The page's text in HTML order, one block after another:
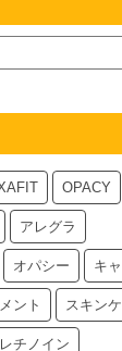
OPACY
アレグラ
オパシー キ
ント スキン
チノイン